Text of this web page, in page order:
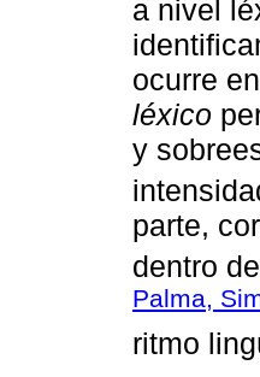
a nivel
ocurre
léxico
y
parte,
dentro
Palma,
ritmo